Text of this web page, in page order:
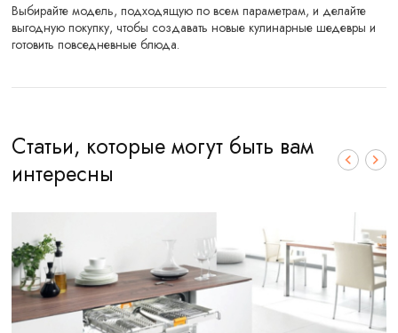
Выбирайте модель, подходящую по всем параметрам, и делайте
выгодную покупку, чтобы создавать новые кулинарные шедевры и
готовить повседневные блюда.
Статьи, которые могут быть вам
интересны